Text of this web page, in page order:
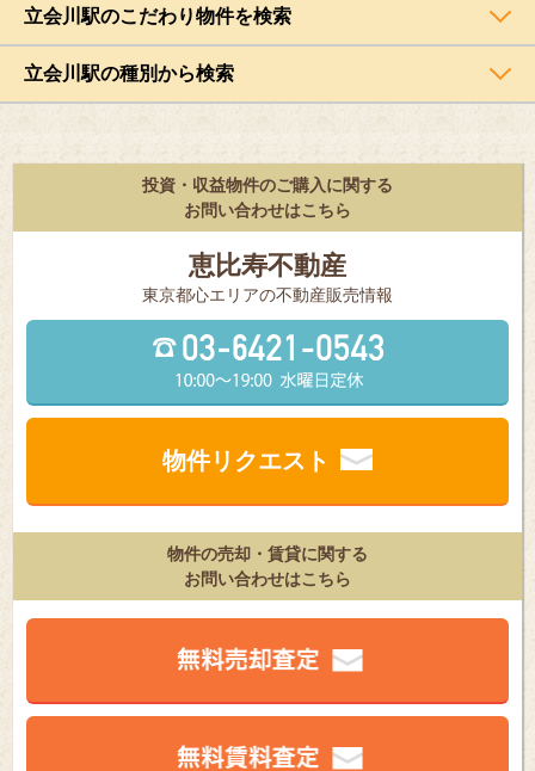
立会川駅のこだわり物件を検索
立会川駅の種別から検索
投資・収益物件のご購入に関する
お問い合わせはこちら
恵比寿不動産
東京都⼼エリアの不動産販売情報
物件リクエスト
物件の売却・賃貸に関する
お問い合わせはこちら